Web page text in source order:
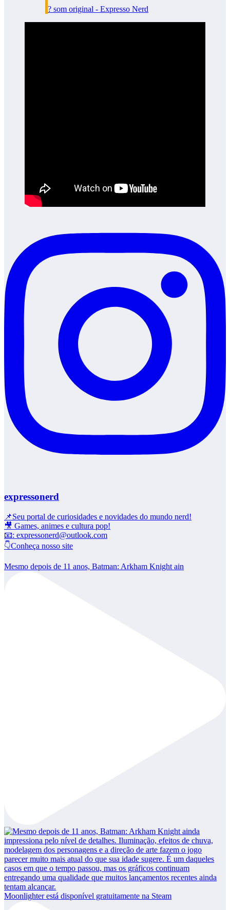
? som original - Expresso Nerd
expressonerd
📌Seu portal de curiosidades e novidades do mundo nerd!
🎥 Games, animes e cultura pop!
📧: expressonerd@outlook.com
👇Conheça nosso site
Mesmo depois de 11 anos, Batman: Arkham Knight ain
Moonlighter está disponível gratuitamente na Steam